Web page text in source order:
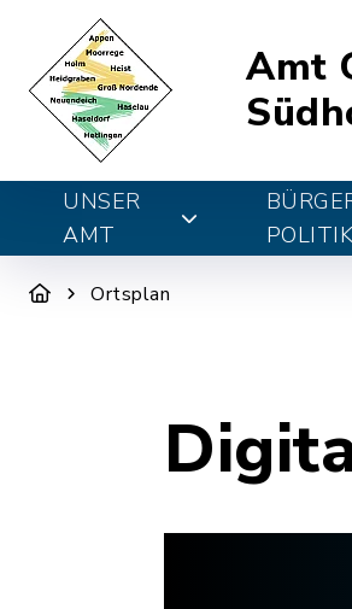
Amt
UNSER
AMT
POLITIK
Ortsplan